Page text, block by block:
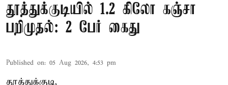
தூத்துக்குடியில் 1.2 கிலோ கஞ்சா
பறிமுதல்: 2 பேர் கைது
Published on: 05 Aug 2026, 4:53 pm
தூத்துக்குடி,